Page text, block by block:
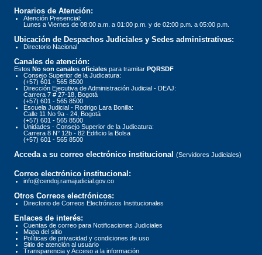
Horarios de Atención:
Atención Presencial:
Lunes a Viernes de 08:00 a.m. a 01:00 p.m. y de 02:00 p.m. a 05:00 p.m.
Ubicación de Despachos Judiciales y Sedes administrativas:
Directorio Nacional
Canales de atención:
Estos No son canales oficiales para tramitar PQRSDF
Consejo Superior de la Judicatura:
(+57) 601 - 565 8500
Dirección Ejecutiva de Administración Judicial - DEAJ:
Carrera 7 # 27-18, Bogotá
(+57) 601 - 565 8500
Escuela Judicial - Rodrigo Lara Bonilla:
Calle 11 No 9a - 24, Bogotá
(+57) 601 - 565 8500
Unidades - Consejo Superior de la Judicatura:
Carrera 8 N° 12b - 82 Edificio la Bolsa
(+57) 601 - 565 8500
Acceda a su correo electrónico institucional (Servidores Judiciales)
Correo electrónico institucional:
info@cendoj.ramajudicial.gov.co
Otros Correos electrónicos:
Directorio de Correos Electrónicos Institucionales
Enlaces de interés:
Cuentas de correo para Notificaciones Judiciales
Mapa del sitio
Políticas de privacidad y condiciones de uso
Sitio de atención al usuario
Transparencia y Acceso a la información